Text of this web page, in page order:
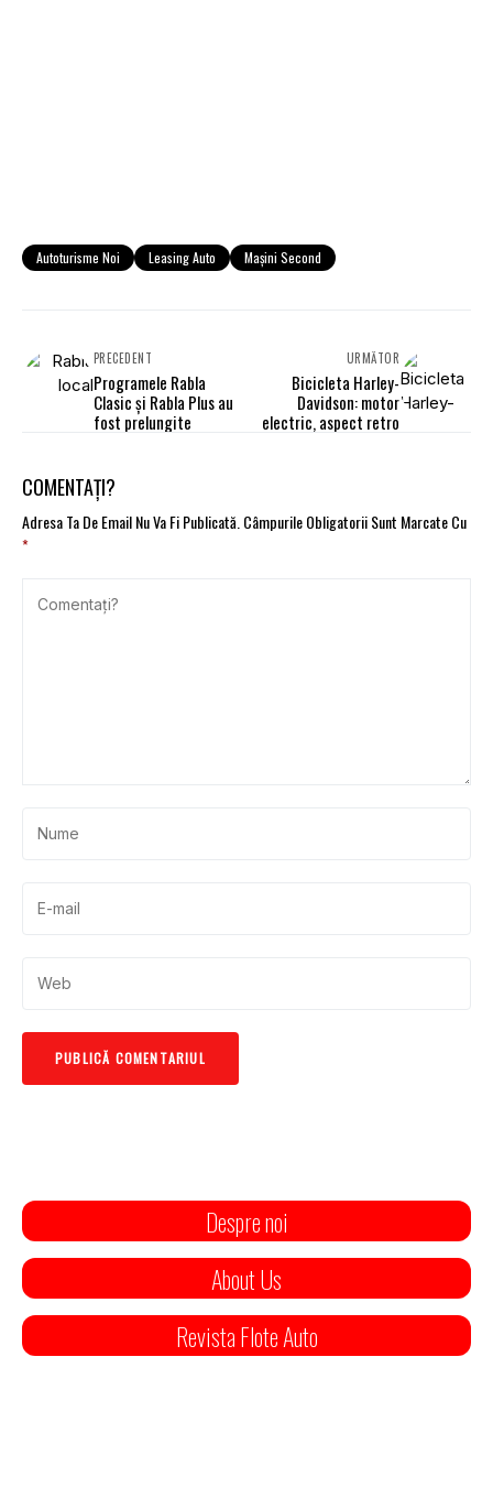
Autoturisme Noi Leasing Auto Mașini Second
PRECEDENT
Programele Rabla
Clasic şi Rabla Plus au
fost prelungite
URMĂTOR
Bicicleta Harley-
Davidson: motor
electric, aspect retro
COMENTAȚI?
Adresa Ta De Email Nu Va Fi Publicată.Câmpurile Obligatorii Sunt Marcate Cu
*
Despre noi
About Us
Revista Flote Auto